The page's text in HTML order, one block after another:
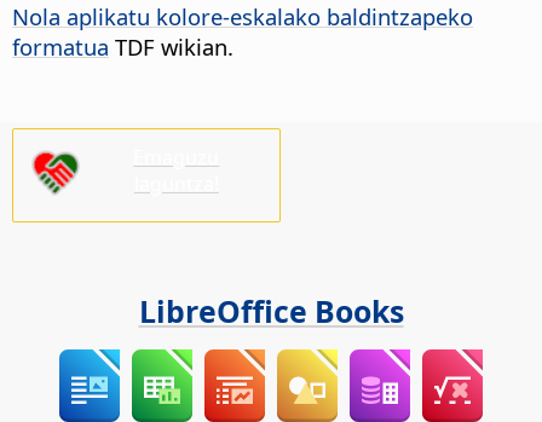
Nola aplikatu kolore-eskalako baldintzapeko
formatua TDF wikian.
LibreOffice Books